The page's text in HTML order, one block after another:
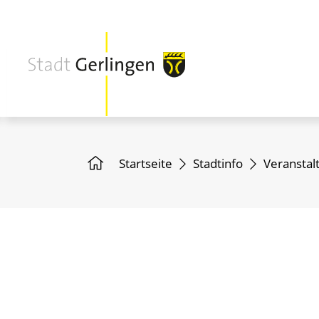
Startseite Stadtinfo